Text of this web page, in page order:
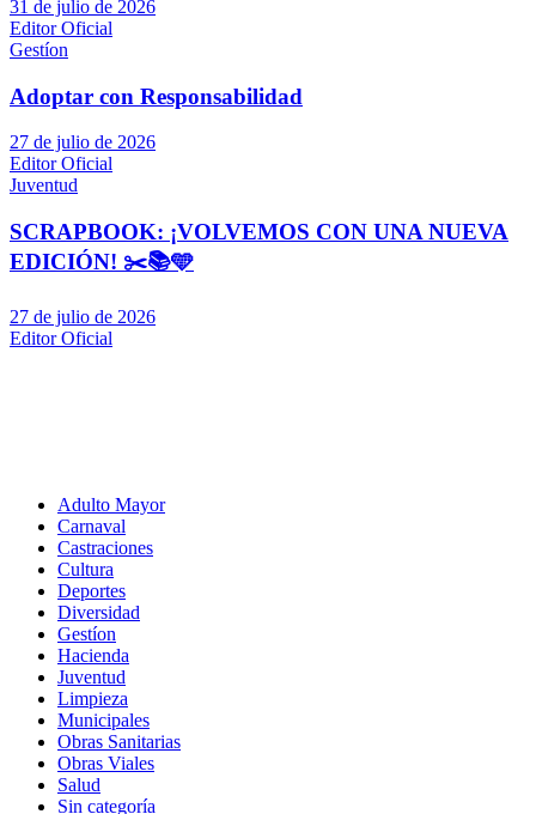
31 de julio de 2026
Editor Oficial
Gestíon
Adoptar con Responsabilidad
27 de julio de 2026
Editor Oficial
Juventud
SCRAPBOOK: ¡VOLVEMOS CON UNA NUEVA
EDICIÓN! ✂️📚🩵
27 de julio de 2026
Editor Oficial
Adulto Mayor
Carnaval
Castraciones
Cultura
Deportes
Diversidad
Gestíon
Hacienda
Juventud
Limpieza
Municipales
Obras Sanitarias
Obras Viales
Salud
Sin categoría